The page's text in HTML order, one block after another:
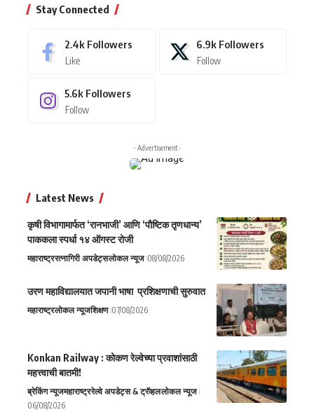
Stay Connected
2.4k Followers
Like
6.9k Followers
Follow
5.6k Followers
Follow
- Advertisement -
Latest News
कृषी विभागामार्फत ‘रानभाजी’ आणि ‘पौष्टिक तृणधान्य’
पाककला स्पर्धा १४ ऑगस्ट रोजी
महाराष्ट्ररत्नागिरी अपडेट्सलोकल न्यूज 08/08/2026
उरण महाविद्यालयात जपानी भाषा प्रशिक्षणाची सुरुवात
महाराष्ट्रलोकल न्यूजशिक्षण 07/08/2026
Konkan Railway : कोकण रेल्वेच्या प्रवाशांसाठी
महत्त्वाची बातमी!
ब्रेकिंग न्यूजमहाराष्ट्ररेल्वे अपडेट्स & ट्रॅव्हललोकल न्यूज
06/08/2026